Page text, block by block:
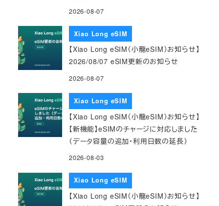
2026-08-07
Xiao Long eSIM
【Xiao Long eSIM（小龍eSIM）お知らせ】
2026/08/07 eSIM更新のお知らせ
2026-08-07
Xiao Long eSIM
【Xiao Long eSIM（小龍eSIM）お知らせ】
【新機能】eSIMのチャージに対応しました
（データ容量の追加・利用日数の延長）
2026-08-03
Xiao Long eSIM
【Xiao Long eSIM（小龍eSIM）お知らせ】